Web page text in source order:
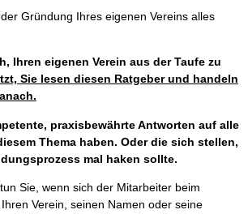
Gründung Ihres eigenen Vereins alles
Ihren eigenen Verein aus der Taufe zu
Sie lesen diesen Ratgeber und handeln
praxisbewährte Antworten auf alle
Thema haben. Oder die sich stellen,
mal haken sollte.
Sie, wenn sich der Mitarbeiter beim
Verein, seinen Namen oder seine